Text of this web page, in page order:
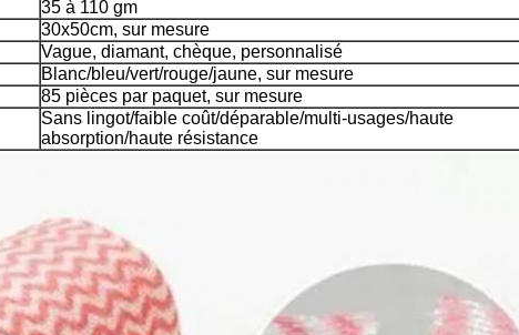
35 à 110 gm
30x50cm, sur mesure
Vague, diamant, chèque, personnalisé
Blanc/bleu/vert/rouge/jaune, sur mesure
85 pièces par paquet, sur mesure
Sans lingot/faible coût/déparable/multi-usages/haute
absorption/haute résistance